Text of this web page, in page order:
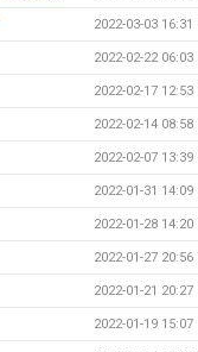
2022-03-03 16:31
2022-02-22 06:03
2022-02-17 12:53
2022-02-14 08:58
2022-02-07 13:39
2022-01-31 14:09
2022-01-28 14:20
2022-01-27 20:56
2022-01-21 20:27
2022-01-19 15:07